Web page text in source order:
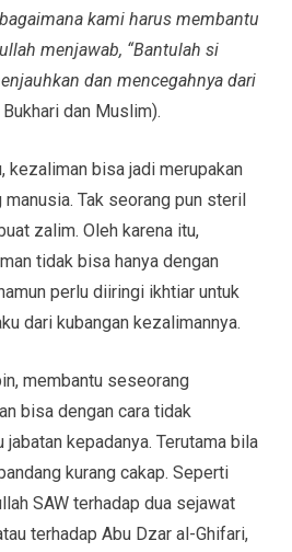
kami harus membantu
menjawab, “Bantulah si
dan mencegahnya dari
Bukhari dan Muslim).
kezaliman bisa jadi merupakan
Tak seorang pun steril
zalim. Oleh karena itu,
tidak bisa hanya dengan
perlu diiringi ikhtiar untuk
dari kubangan kezalimannya.
membantu seseorang
bisa dengan cara tidak
jabatan kepadanya. Terutama bila
kurang cakap. Seperti
SAW terhadap dua sejawat
terhadap Abu Dzar al-Ghifari,